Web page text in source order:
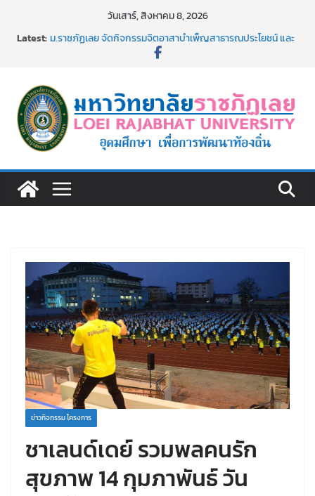
วันเสาร์, สิงหาคม 8, 2026
Latest:ม.ราชภัฏเลย จัดกิจกรรมจิตอาสาบำเพ็ญสาธารณประโยชน์ และ
เงินรายได้
ม.ราชภัฏเลย จัดมหกรรมวิชาการ เปิดบ้าน LRU ครั้งที่ 4 เปิดให้
นักเรียนมัธยมปลายค้นหาสาขาวิชาในฝัน สู่อนาคตที่ใช่
อธิการบดี มรภ.เลย ร่วมประชุมชี้แจงกับคณะอนุกรรมาธิการ
ประจำปีงบประมาณ พ.ศ. 2570
๑,๙๗๒ ชุด โดยวิธีเฉพาะเจาะจง
ข่าวกิจกรรม โครงการ
ชาเลนด์เดย์ รวมพลคนรัก
สุขภาพ 14 กุมภาพันธ์ วัน